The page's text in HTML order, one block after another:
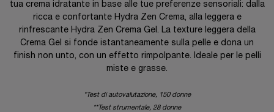
tua crema idratante in base alle tue preferenze sensoriali: dalla
ricca e confortante Hydra Zen Crema, alla leggera e
rinfrescante Hydra Zen Crema Gel. La texture leggera della
Crema Gel si fonde istantaneamente sulla pelle e dona un
finish non unto, con un effetto rimpolpante. Ideale per le pelli
miste e grasse.
*Test di autovalutazione, 150 donne
**Test strumentale, 28 donne